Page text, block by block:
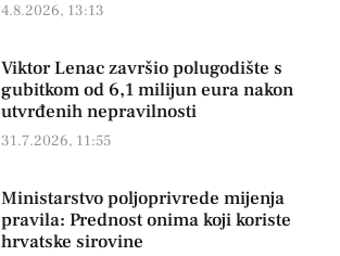
4.8.2026, 13:13
Viktor Lenac završio polugodište s
gubitkom od 6,1 milijun eura nakon
utvrđenih nepravilnosti
31.7.2026, 11:55
Ministarstvo poljoprivrede mijenja
pravila: Prednost onima koji koriste
hrvatske sirovine